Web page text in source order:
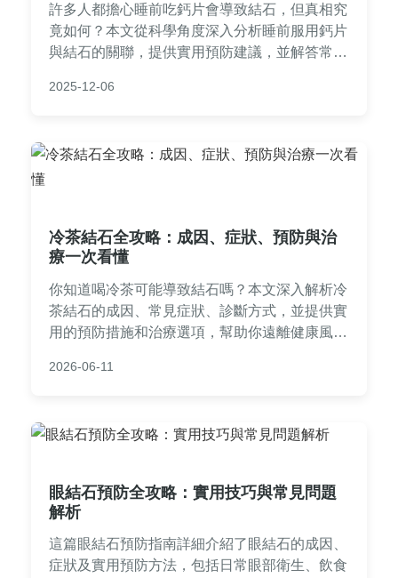
許多人都擔心睡前吃鈣片會導致結石，但真相究
竟如何？本文從科學角度深入分析睡前服用鈣片
與結石的關聯，提供實用預防建議，並解答常見
風險評估，以及個人經驗分享，幫助你遠離結石
2025-12-06
冷茶結石全攻略：成因、症狀、預防與治
療一次看懂
你知道喝冷茶可能導致結石嗎？本文深入解析冷
茶結石的成因、常見症狀、診斷方式，並提供實
用的預防措施和治療選項，幫助你遠離健康風
2026-06-11
眼結石預防全攻略：實用技巧與常見問題
解析
這篇眼結石預防指南詳細介紹了眼結石的成因、
症狀及實用預防方法，包括日常眼部衛生、飲食